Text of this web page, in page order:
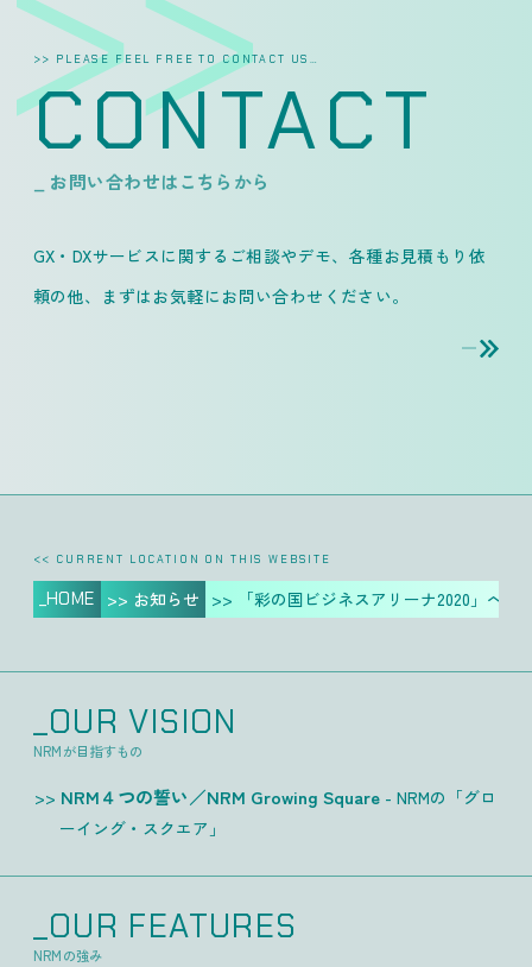
>> PLEASE FEEL FREE TO CONTACT US…
CONTACT
_ お問い合わせはこちらから
GX・DXサービスに関するご相談やデモ、各種お見積もり依
頼の他、
まずはお気軽にお問い合わせください。
_HOME >> お知らせ >> 「彩の国ビジネスアリーナ2020」への
<< CURRENT LOCATION ON THIS WEBSITE
_OUR VISION
NRMが目指すもの
NRM４つの誓い／NRM Growing Square - NRMの「グロ
ーイング・スクエア」
_OUR FEATURES
NRMの強み